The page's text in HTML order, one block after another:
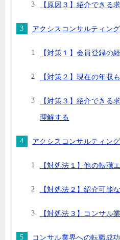
【原因３】紹介できる
アクシスコンサルティン
【対策１】会員登録の
【対策２】現在の年収
【対策３】紹介できる
理解する
アクシスコンサルティン
【対処法１】他の転職
【対処法２】紹介可能
【対処法３】コンサル
コンサル業界への転職成